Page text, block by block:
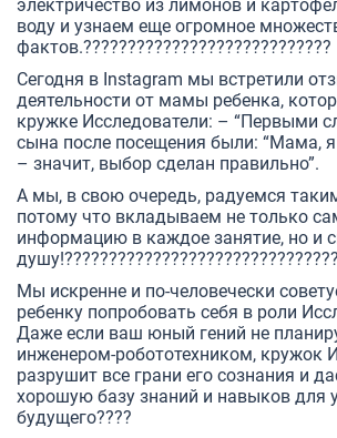
электричество из лимонов и
воду и узнаем еще огромное
фактов.????????????????????????????
Сегодня в Instagram мы встретили
деятельности от мамы ребенка,
кружке Исследователи: – “Первыми
сына после посещения были: “Мама,
– значит, выбор сделан правильно”.
А мы, в свою очередь, радуемся
потому что вкладываем не только
информацию в каждое занятие, но и
Мы искренне и по-человечески
ребенку попробовать себя в роли
Даже если ваш юный гений не
инженером-робототехником, кружок
разрушит все грани его сознания и
хорошую базу знаний и навыков для
будущего????